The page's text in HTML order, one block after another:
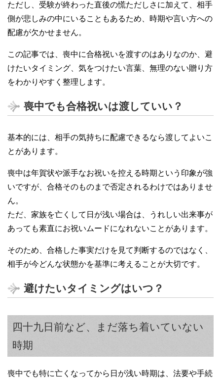
ただし、受験が終わった直後の慌ただしさに加えて、相手
側が悲しみの中にいることもあるため、時期や言い方への
配慮が欠かせません。
この記事では、喪中に合格祝いを渡すのはありなのか、避
けたいタイミング、気をつけたい言葉、無理のない贈り方
をわかりやすく整理します。
喪中でも合格祝いは渡していい？
基本的には、相手の気持ちに配慮できるなら渡してよいこ
とがあります。
喪中は年賀状や派手なお祝いを控える時期という印象が強
いですが、合格そのものまで否定されるわけではありませ
ん。
ただ、家族を亡くして日が浅い場合は、うれしい出来事が
あっても素直にお祝いムードになれないことがあります。
そのため、合格した事実だけを見て判断するのではなく、
相手が今どんな状態かを基準に考えることが大切です。
避けたいタイミングはいつ？
四十九日前など、まだ落ち着いていない
時期
喪中でも特に亡くなってから日が浅い時期は、法要や手続